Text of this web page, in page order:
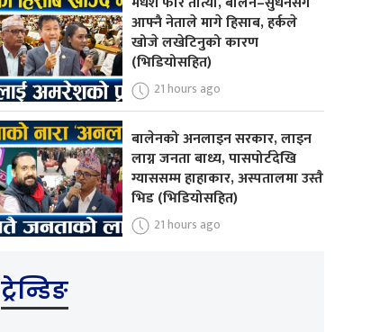
आफ्नै नेताले मागे हिसाब, हर्कले
खोजे लखेटिनुको कारण
(भिडियोसहित)
21 hours ago
बालेनको अनलाइन सरकार, लाइन
लाग्न जनता बाध्य, पासपोर्टदेखि
ग्याससम्म हाहाकार, अस्पतालमा उस्तै
भिड (भिडियोसहित)
21 hours ago
ट्रेन्डिङ